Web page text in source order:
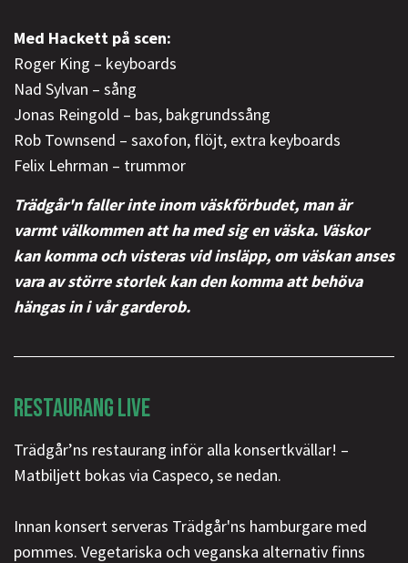
Med Hackett på scen:
Roger King – keyboards
Nad Sylvan – sång
Jonas Reingold – bas, bakgrundssång
Rob Townsend – saxofon, flöjt, extra keyboards
Felix Lehrman – trummor
Trädgår'n faller inte inom väskförbudet, man är
varmt välkommen att ha med sig en väska. Väskor
kan komma och visteras vid insläpp, om väskan anses
vara av större storlek kan den komma att behöva
hängas in i vår garderob.
RESTAURANG LIVE
Trädgår’ns restaurang inför alla konsertkvällar! –
Matbiljett bokas via Caspeco, se nedan.
Innan konsert serveras Trädgår'ns hamburgare med
pommes. Vegetariska och veganska alternativ finns